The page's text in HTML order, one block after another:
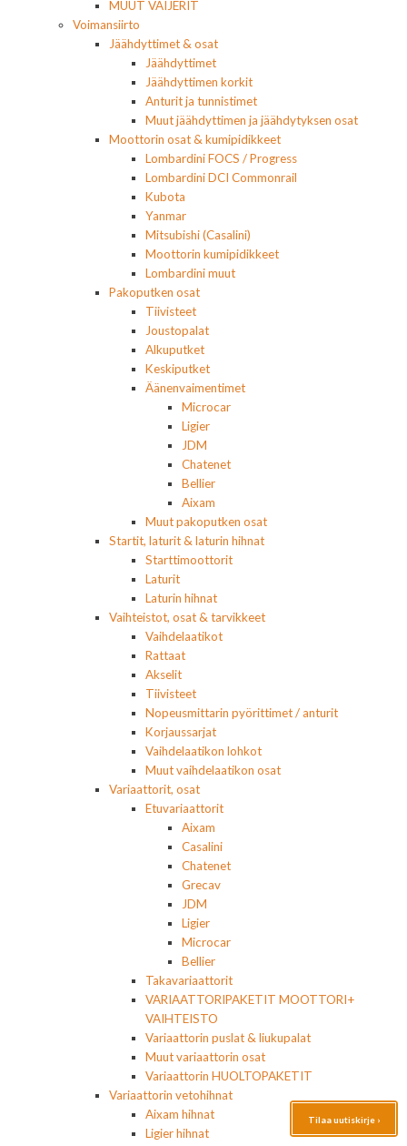
MUUT VAIJERIT
Voimansiirto
Jäähdyttimet & osat
Jäähdyttimet
Jäähdyttimen korkit
Anturit ja tunnistimet
Muut jäähdyttimen ja jäähdytyksen osat
Moottorin osat & kumipidikkeet
Lombardini FOCS / Progress
Lombardini DCI Commonrail
Kubota
Yanmar
Mitsubishi (Casalini)
Moottorin kumipidikkeet
Lombardini muut
Pakoputken osat
Tiivisteet
Joustopalat
Alkuputket
Keskiputket
Äänenvaimentimet
Microcar
Ligier
JDM
Chatenet
Bellier
Aixam
Muut pakoputken osat
Startit, laturit & laturin hihnat
Starttimoottorit
Laturit
Laturin hihnat
Vaihteistot, osat & tarvikkeet
Vaihdelaatikot
Rattaat
Akselit
Tiivisteet
Nopeusmittarin pyörittimet / anturit
Korjaussarjat
Vaihdelaatikon lohkot
Muut vaihdelaatikon osat
Variaattorit, osat
Etuvariaattorit
Aixam
Casalini
Chatenet
Grecav
JDM
Ligier
Microcar
Bellier
Takavariaattorit
VARIAATTORIPAKETIT MOOTTORI+
VAIHTEISTO
Variaattorin puslat & liukupalat
Muut variaattorin osat
Variaattorin HUOLTOPAKETIT
Variaattorin vetohihnat
Aixam hihnat
Ligier hihnat
Tilaa uutiskirje ›